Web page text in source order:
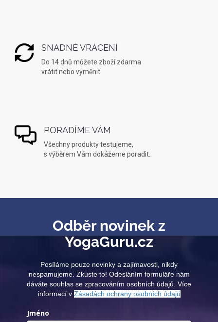
SNADNÉ VRÁCENÍ
Do 14 dnů můžete zboží zdarma
vrátit nebo vyměnit.
PORADÍME VÁM
Všechny produkty testujeme,
s výběrem Vám dokážeme poradit.
Odběr novinek z
YogaGuru.cz
Posíláme pouze novinky a zajímavosti, nikdy
nespamujeme. Zkuste to! Odesláním formuláře nám
dáváte souhlas se zpracováním osobních údajů. Více
informací v Zásadách ochrany osobních údajů
Jméno